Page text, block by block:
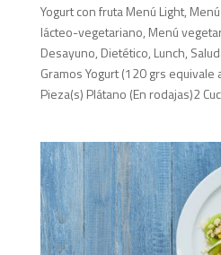
Yogurt con fruta Menú Light,
lácteo-vegetariano, Menú
Desayuno, Dietético, Lunch,
Gramos Yogurt (120 grs equivale
Pieza(s) Plátano (En rodajas)2